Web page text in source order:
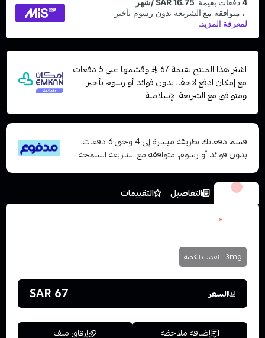
اشترِ هذا المنتج بقيمة 67
وقسّمها على 5 دفعات
مع إمكان ادفع لاحقًا، بدون فوائد أو رسوم تأخير
ومتوافق مع الشريعة الإسلامية
قسم دفعاتك بطريقة ميسرة إلى 4 وحتى 6 دفعات،
بدون فوائد أو رسوم. متوافقة مع الشريعة السمحة
الخيارات التفاصيل
التقييمات
*
3mg - نفدت الكمية
السعر 67 SAR
إضافة ملاحظة إرفاق ملف